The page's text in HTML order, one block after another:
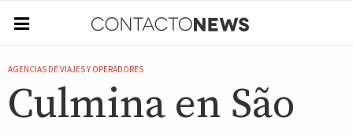
AGENCIAS DE VIAJES Y OPERADORES
Culmina en São